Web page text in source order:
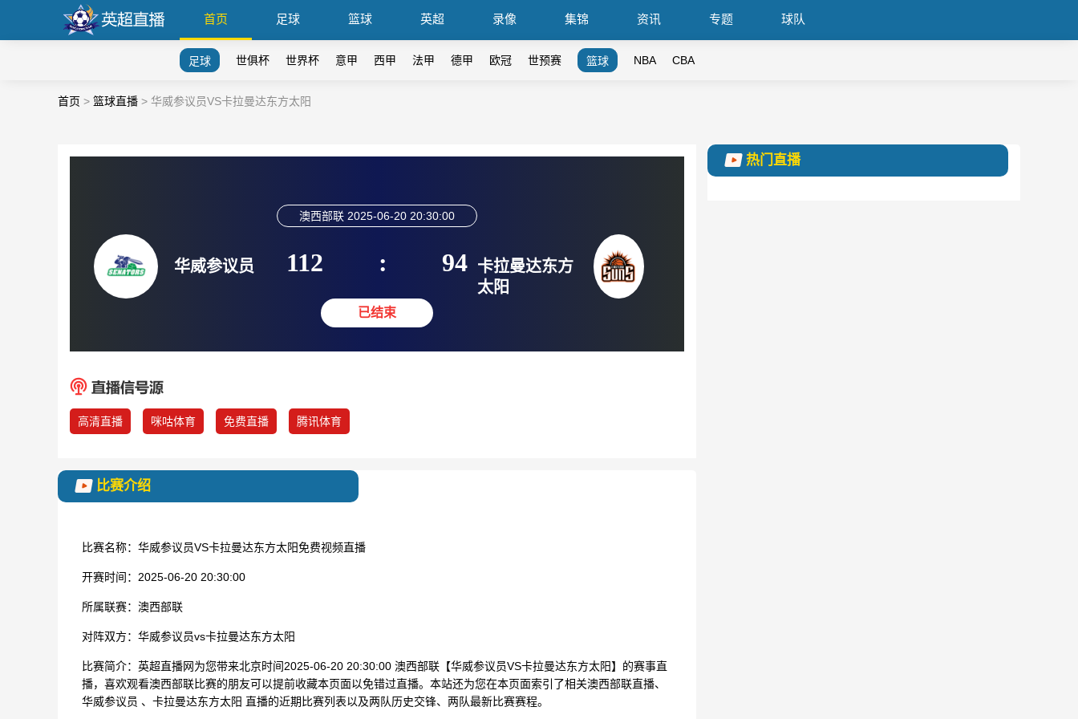
首页 足球 篮球 英超 录像 集锦 资讯 专题 球队
足球 世俱杯 世界杯 意甲 西甲 法甲 德甲 欧冠 世预赛 篮球 NBA CBA
首页 > 篮球直播 > 华威参议员VS卡拉曼达东方太阳
华威参议员
澳西部联 2025-06-20 20:30:00
112 : 94
已结束
卡拉曼达东方
太阳
高清直播 咪咕体育 免费直播 腾讯体育
比赛介绍
比赛名称： 华威参议员VS卡拉曼达东方太阳免费视频直播
开赛时间： 2025-06-20 20:30:00
所属联赛： 澳西部联
对阵双方： 华威参议员vs卡拉曼达东方太阳
比赛简介： 英超直播网为您带来北京时间2025-06-20 20:30:00 澳西部联【华威参议员VS卡拉曼达东方太阳】的赛事直
播，喜欢观看澳西部联比赛的朋友可以提前收藏本页面以免错过直播。本站还为您在本页面索引了相关澳西部联直播、
华威参议员 、卡拉曼达东方太阳 直播的近期比赛列表以及两队历史交锋、两队最新比赛赛程。
热门直播